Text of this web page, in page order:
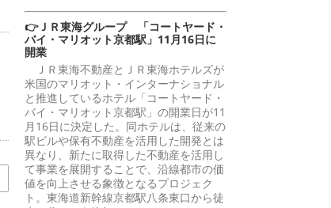
👉ＪＲ東海グループ 「コートヤード・
バイ・マリオット京都駅」11月16日に
開業
ＪＲ東海不動産とＪＲ東海ホテルズが
米国のマリオット・インターナショナル
と推進しているホテル「コートヤード・
バイ・マリオット京都駅」の開業日が11
月16日に決定した。同ホテルは、従来の
駅ビルや保有不動産を活用した開発とは
異なり、新たに取得した不動産を活用し
て事業を展開することで、沿線都市の価
値を向上させる象徴となるプロジェク
ト。東海道新幹線京都駅八条東口から徒